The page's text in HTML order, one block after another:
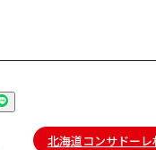
北海道コンサドー